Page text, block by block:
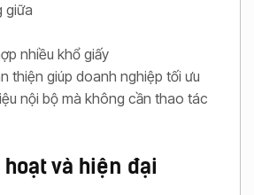
giữa
nhiều khổ giấy
thiện giúp doanh nghiệp tối ưu
nội bộ mà không cần thao tác
và hiện đại